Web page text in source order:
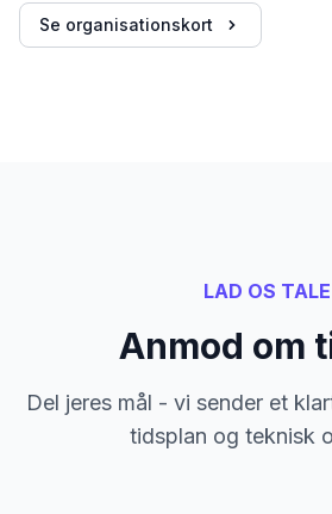
Se organisationskort
LAD OS TALE
Anmod om
Del jeres mål - vi sender et
tidsplan og teknisk